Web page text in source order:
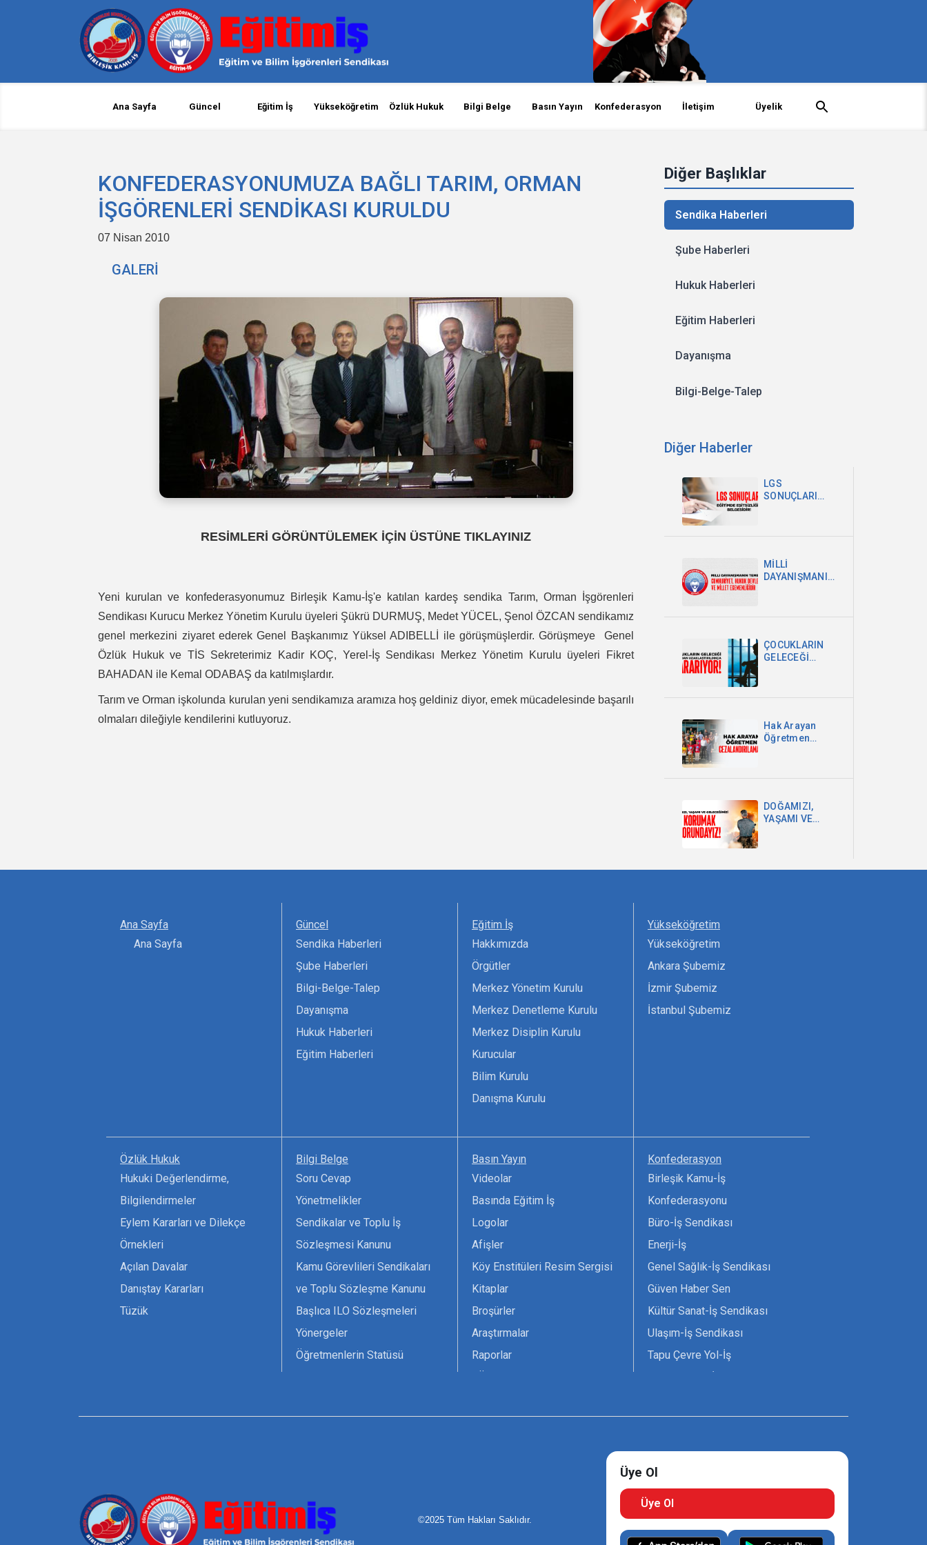
Ana Sayfa Güncel Eğitim İş Yükseköğretim Özlük Hukuk Bilgi Belge Basın Yayın Konfederasyon İletişim Üyelik
Diğer Başlıklar
Sendika Haberleri
Şube Haberleri
Hukuk Haberleri
Eğitim Haberleri
Dayanışma
Bilgi-Belge-Talep
Diğer Haberler
LGS
SONUÇLARI
MİLLİ
DAYANIŞMANIN
MİLLET
EGEMENLİĞİDİR
ÇOCUKLARIN
GELECEĞİ
Hak Arayan
Öğretmen
DOĞAMIZI,
YAŞAMI VE
KONFEDERASYONUMUZA BAĞLI TARIM, ORMAN
İŞGÖRENLERİ SENDİKASI KURULDU
07 Nisan 2010
GALERİ
RESİMLERİ GÖRÜNTÜLEMEK İÇİN ÜSTÜNE TIKLAYINIZ
Yeni kurulan ve konfederasyonumuz Birleşik Kamu-İş'e katılan kardeş sendika Tarım, Orman İşgörenleri
Sendikası Kurucu Merkez Yönetim Kurulu üyeleri Şükrü DURMUŞ, Medet YÜCEL, Şenol ÖZCAN sendikamız
genel merkezini ziyaret ederek Genel Başkanımız Yüksel ADIBELLİ ile görüşmüşlerdir. Görüşmeye Genel
Özlük Hukuk ve TİS Sekreterimiz Kadir KOÇ, Yerel-İş Sendikası Merkez Yönetim Kurulu üyeleri Fikret
BAHADAN ile Kemal ODABAŞ da katılmışlardır.
Tarım ve Orman işkolunda kurulan yeni sendikamıza aramıza hoş geldiniz diyor, emek mücadelesinde başarılı
olmaları dileğiyle kendilerini kutluyoruz.
Ana Sayfa
Ana Sayfa
Güncel
Sendika Haberleri
Şube Haberleri
Bilgi-Belge-Talep
Dayanışma
Hukuk Haberleri
Eğitim Haberleri
Eğitim İş
Hakkımızda
Örgütler
Merkez Yönetim Kurulu
Merkez Denetleme Kurulu
Merkez Disiplin Kurulu
Kurucular
Bilim Kurulu
Danışma Kurulu
Yükseköğretim
Yükseköğretim
Ankara Şubemiz
İzmir Şubemiz
İstanbul Şubemiz
Özlük Hukuk
Hukuki Değerlendirme,
Bilgilendirmeler
Eylem Kararları ve Dilekçe
Örnekleri
Açılan Davalar
Danıştay Kararları
Tüzük
Bilgi Belge
Soru Cevap
Yönetmelikler
Sendikalar ve Toplu İş
Sözleşmesi Kanunu
Kamu Görevlileri Sendikaları
ve Toplu Sözleşme Kanunu
Başlıca ILO Sözleşmeleri
Yönergeler
Öğretmenlerin Statüsü
Seçim Formları
Basın Yayın
Videolar
Basında Eğitim İş
Logolar
Afişler
Köy Enstitüleri Resim Sergisi
Kitaplar
Broşürler
Araştırmalar
Raporlar
Pankartlar
Konfederasyon
Birleşik Kamu-İş
Konfederasyonu
Büro-İş Sendikası
Enerji-İş
Genel Sağlık-İş Sendikası
Güven Haber Sen
Kültür Sanat-İş Sendikası
Ulaşım-İş Sendikası
Tapu Çevre Yol-İş
Uzman Diyanet - Sen
©2025 Tüm Hakları Saklıdır.
Üye Ol
Üye Ol